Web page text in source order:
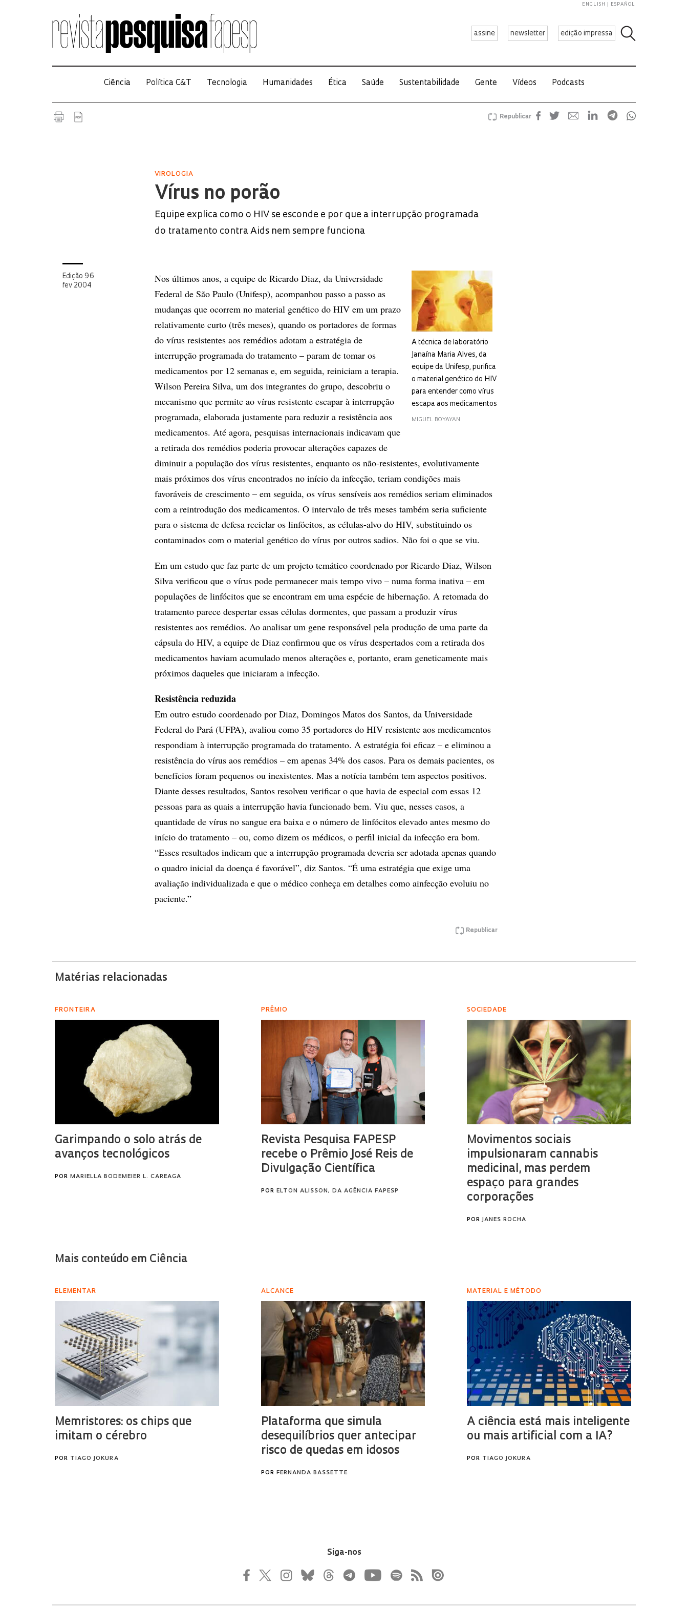
assine newsletter edição impressa
ENGLISH ESPAÑOL
Ciência Política C&T Tecnologia Humanidades Ética Saúde Sustentabilidade Gente Vídeos Podcasts
Republicar
VIROLOGIA
Vírus no porão
Equipe explica como o HIV se esconde e por que a interrupção programada
do tratamento contra Aids nem sempre funciona
Edição 96
fev 2004
A técnica de laboratório
Janaína Maria Alves, da
equipe da Unifesp, purifica
o material genético do HIV
para entender como vírus
escapa aos medicamentos
MIGUEL BOYAYAN
Nos últimos anos, a equipe de Ricardo Diaz, da Universidade
Federal de São Paulo (Unifesp), acompanhou passo a passo as
mudanças que ocorrem no material genético do HIV em um prazo
relativamente curto (três meses), quando os portadores de formas
do vírus resistentes aos remédios adotam a estratégia de
interrupção programada do tratamento – param de tomar os
medicamentos por 12 semanas e, em seguida, reiniciam a terapia.
Wilson Pereira Silva, um dos integrantes do grupo, descobriu o
mecanismo que permite ao vírus resistente escapar à interrupção
programada, elaborada justamente para reduzir a resistência aos
medicamentos. Até agora, pesquisas internacionais indicavam que
a retirada dos remédios poderia provocar alterações capazes de
diminuir a população dos vírus resistentes, enquanto os não-resistentes, evolutivamente
mais próximos dos vírus encontrados no início da infecção, teriam condições mais
favoráveis de crescimento – em seguida, os vírus sensíveis aos remédios seriam eliminados
com a reintrodução dos medicamentos. O intervalo de três meses também seria suficiente
para o sistema de defesa reciclar os linfócitos, as células-alvo do HIV, substituindo os
contaminados com o material genético do vírus por outros sadios. Não foi o que se viu.
Em um estudo que faz parte de um projeto temático coordenado por Ricardo Diaz, Wilson
Silva verificou que o vírus pode permanecer mais tempo vivo – numa forma inativa – em
populações de linfócitos que se encontram em uma espécie de hibernação. A retomada do
tratamento parece despertar essas células dormentes, que passam a produzir vírus
resistentes aos remédios. Ao analisar um gene responsável pela produção de uma parte da
cápsula do HIV, a equipe de Diaz confirmou que os vírus despertados com a retirada dos
medicamentos haviam acumulado menos alterações e, portanto, eram geneticamente mais
próximos daqueles que iniciaram a infecção.
Resistência reduzida
Em outro estudo coordenado por Diaz, Domingos Matos dos Santos, da Universidade
Federal do Pará (UFPA), avaliou como 35 portadores do HIV resistente aos medicamentos
respondiam à interrupção programada do tratamento. A estratégia foi eficaz – e eliminou a
resistência do vírus aos remédios – em apenas 34% dos casos. Para os demais pacientes, os
benefícios foram pequenos ou inexistentes. Mas a notícia também tem aspectos positivos.
Diante desses resultados, Santos resolveu verificar o que havia de especial com essas 12
pessoas para as quais a interrupção havia funcionado bem. Viu que, nesses casos, a
quantidade de vírus no sangue era baixa e o número de linfócitos elevado antes mesmo do
início do tratamento – ou, como dizem os médicos, o perfil inicial da infecção era bom.
“Esses resultados indicam que a interrupção programada deveria ser adotada apenas quando
o quadro inicial da doença é favorável”, diz Santos. “É uma estratégia que exige uma
avaliação individualizada e que o médico conheça em detalhes como ainfecção evoluiu no
paciente.”
Republicar
Siga-nos